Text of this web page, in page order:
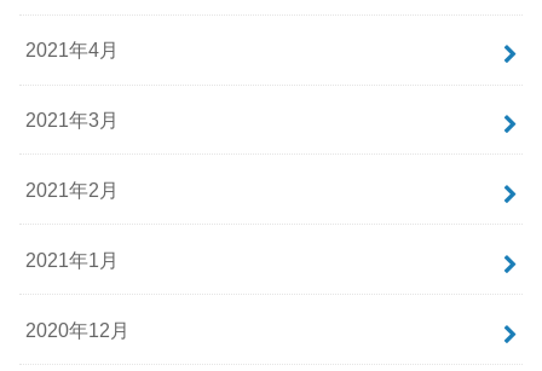
2021年4月
2021年3月
2021年2月
2021年1月
2020年12月